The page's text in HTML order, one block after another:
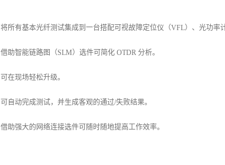
将所有基本光纤测试集成到一台搭配可视故障定位仪（VFL）、光功率
借助智能链路图（SLM）选件可简化 OTDR 分析。
可在现场轻松升级。
可自动完成测试，并生成客观的通过/失败结果。
借助强大的网络连接选件可随时随地提高工作效率。